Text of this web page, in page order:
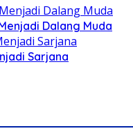
Dalang Muda
Sarjana